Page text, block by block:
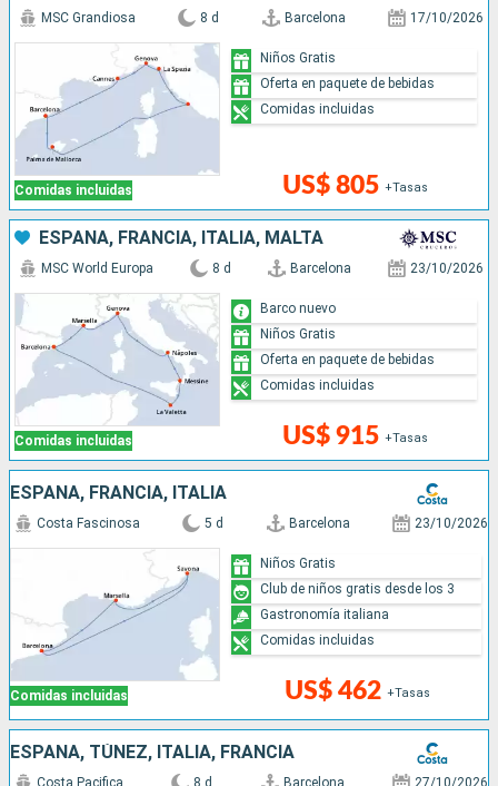
Comidas incluidas
MSC Grandiosa 8 d Barcelona 17/10/2026
US$ 805 +Tasas
Niños Gratis
Oferta en paquete de bebidas
Comidas incluidas
ESPAÑA, FRANCIA, ITALIA, MALTA
Comidas incluidas
MSC World Europa 8 d Barcelona 23/10/2026
US$ 915 +Tasas
Barco nuevo
Niños Gratis
Oferta en paquete de bebidas
Comidas incluidas
ESPAÑA, FRANCIA, ITALIA
Comidas incluidas
Costa Fascinosa 5 d Barcelona 23/10/2026
US$ 462 +Tasas
Niños Gratis
Club de niños gratis desde los 3
Gastronomía italiana
Comidas incluidas
ESPAÑA, TÚNEZ, ITALIA, FRANCIA